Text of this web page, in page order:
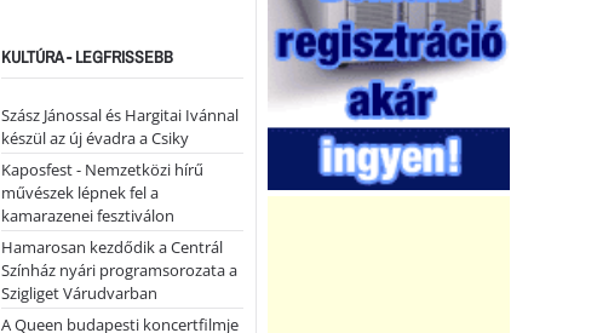
KULTÚRA - LEGFRISSEBB
Szász Jánossal és Hargitai Ivánnal
készül az új évadra a Csiky
Kaposfest - Nemzetközi hírű
művészek lépnek fel a
kamarazenei fesztiválon
Hamarosan kezdődik a Centrál
Színház nyári programsorozata a
Szigliget Várudvarban
A Queen budapesti koncertfilmje